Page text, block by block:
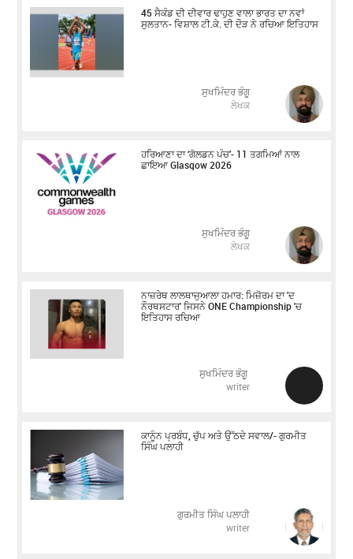
45 ਸੈਕੰਡ ਦੀ ਦੀਵਾਰ ਢਾਹੁਣ ਵਾਲਾ ਭਾਰਤ ਦਾ ਨਵਾਂ
ਸੁਲਤਾਨ- ਵਿਸ਼ਾਲ ਟੀ.ਕੇ. ਦੀ ਦੌੜ ਨੇ ਰਚਿਆ ਇਤਿਹਾਸ
ਸੁਖਮਿੰਦਰ ਭੰਗੂ
ਲੇਖਕ
ਹਰਿਆਣਾ ਦਾ ‘ਗੋਲਡਨ ਪੰਚ’- 11 ਤਗਮਿਆਂ ਨਾਲ
ਛਾਇਆ Glasgow 2026
ਸੁਖਮਿੰਦਰ ਭੰਗੂ
ਲੇਖਕ
ਨਾਜ਼ਰੇਥ ਲਾਲਥਾਜੁਆਲਾ ਹਮਾਰ: ਮਿਜ਼ੋਰਮ ਦਾ 'ਦ
ਨੌਰਥਸਟਾਰ' ਜਿਸਨੇ ONE Championship 'ਚ
ਇਤਿਹਾਸ ਰਚਿਆ
ਸੁਖਮਿੰਦਰ ਭੰਗੂ
writer
ਕਾਨੂੰਨ ਪ੍ਰਬੰਧ, ਚੁੱਪ ਅਤੇ ਉੱਠਦੇ ਸਵਾਲ/- ਗੁਰਮੀਤ
ਸਿੰਘ ਪਲਾਹੀ
ਗੁਰਮੀਤ ਸਿੰਘ ਪਲਾਹੀ
writer